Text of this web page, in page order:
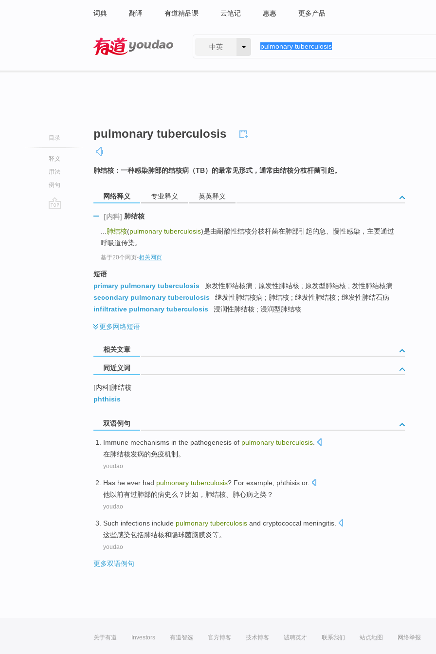
词典 翻译 有道精品课 云笔记 惠惠 更多产品
中英
目录
释义
用法
例句
pulmonary tuberculosis
肺结核：一种感染肺部的结核病（TB）的最常见形式，通常由结核分枝杆菌引起。
网络释义 专业释义 英英释义
[内科] 肺结核
肺结核(pulmonary tuberculosis)是由耐酸性结核分枝杆菌在肺部引起的急、慢性感染，主要通过
呼吸道传染。
基于20个网页-相关网页
短语
primary pulmonary tuberculosis
原发性肺结核病 ; 原发性肺结核 ; 原发型肺结核 ; 发性肺结核病
secondary pulmonary tuberculosis
继发性肺结核病 ; 肺结核 ; 继发性肺结核 ; 继发性肺结石病
infiltrative pulmonary tuberculosis
浸润性肺结核 ; 浸润型肺结核
更多网络短语
相关文章
同近义词
[内科]肺结核
phthisis
双语例句
Immune mechanisms in the pathogenesis of pulmonary tuberculosis.
在肺结核发病的免疫机制 。
youdao
Has he ever had pulmonary tuberculosis? For example, phthisis or.
他以前有过肺部的病史么？ 比如 ， 肺结核、肺心病之类？
youdao
Such infections include pulmonary tuberculosis and cryptococcal meningitis
这些感染包括肺结核和隐球菌脑膜炎等。
youdao
更多双语例句
关于有道 Investors 有道智选 官方博客 技术博客 诚聘英才 联系我们 站点地图 网络举报